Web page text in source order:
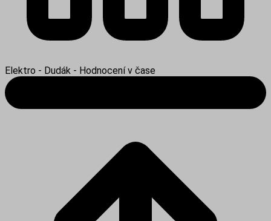
Elektro - Dudák - Hodnocení v čase